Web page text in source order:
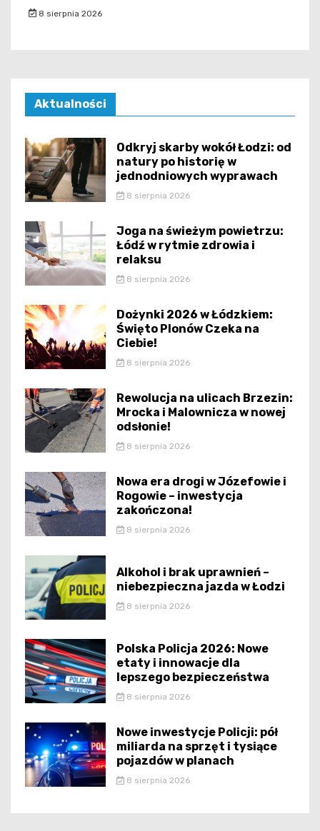
8 sierpnia 2026
Aktualności
Odkryj skarby wokół Łodzi: od
natury po historię w
jednodniowych wyprawach
8 sierpnia 2026
Joga na świeżym powietrzu:
Łódź w rytmie zdrowia i
relaksu
8 sierpnia 2026
Dożynki 2026 w Łódzkiem:
Święto Plonów Czeka na
Ciebie!
8 sierpnia 2026
Rewolucja na ulicach Brzezin:
Mrocka i Malownicza w nowej
odsłonie!
8 sierpnia 2026
Nowa era drogi w Józefowie i
Rogowie – inwestycja
zakończona!
8 sierpnia 2026
Alkohol i brak uprawnień –
niebezpieczna jazda w Łodzi
8 sierpnia 2026
Polska Policja 2026: Nowe
etaty i innowacje dla
lepszego bezpieczeństwa
8 sierpnia 2026
Nowe inwestycje Policji: pół
miliarda na sprzęt i tysiące
pojazdów w planach
8 sierpnia 2026